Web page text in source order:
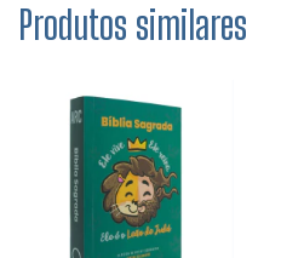
Produtos similares